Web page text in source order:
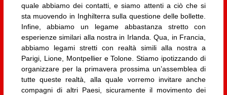
quale abbiamo dei contatti, e siamo attenti a ciò che si
sta muovendo in Inghilterra sulla questione delle bollette.
Infine, abbiamo un legame abbastanza stretto con
esperienze similari alla nostra in Irlanda. Qua, in Francia,
abbiamo legami stretti con realtà simili alla nostra a
Parigi, Lione, Montpellier e Tolone. Stiamo ipotizzando di
organizzare per la primavera prossima un’assemblea di
tutte queste realtà, alla quale vorremo invitare anche
compagni di altri Paesi, sicuramente il movimento dei